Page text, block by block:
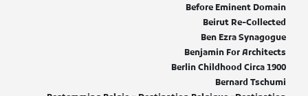
Before Eminent Domain
Beirut Re-Collected
Ben Ezra Synagogue
Benjamin For Architects
Berlin Childhood Circa 1900
Bernard Tschumi